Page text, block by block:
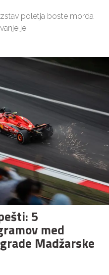
poletja boste morda
je
5
med
Madžarske